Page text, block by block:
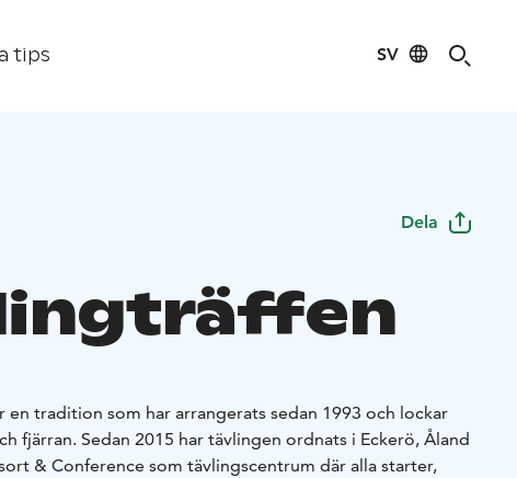
tips SV
Dela
en tradition som har arrangerats sedan 1993 och lockar
fjärran. Sedan 2015 har tävlingen ordnats i Eckerö, Åland
& Conference som tävlingscentrum där alla starter,